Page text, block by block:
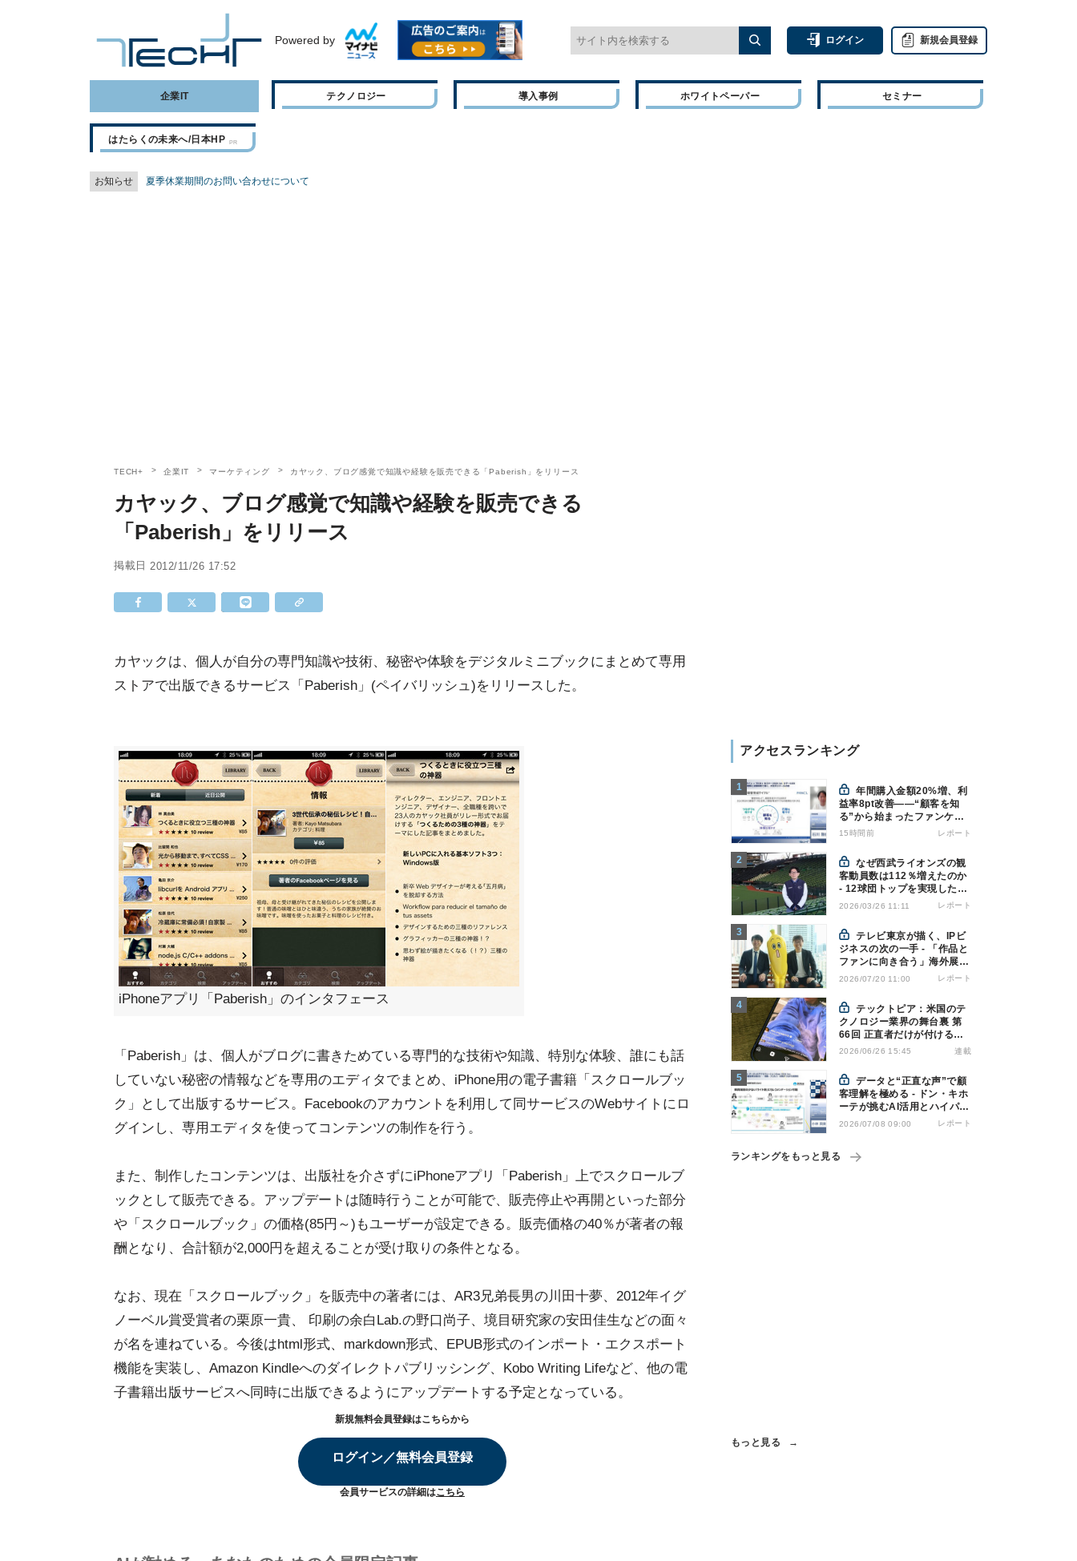
Powered by ログイン 新規会員登録
企業IT テクノロジー 導入事例 ホワイトペーパー セミナー
はたらくの未来へ/日本HP
お知らせ 夏季休業期間のお問い合わせについて
TECH+ 企業IT マーケティング カヤック、ブログ感覚で知識や経験を販売できる「Paberish」をリリース
カヤック、ブログ感覚で知識や経験を販売できる
「Paberish」をリリース
掲載日 2012/11/26 17:52
カヤックは、個人が自分の専門知識や技術、秘密や体験をデジタルミニブックにまとめて専用
ストアで出版できるサービス「Paberish」(ペイバリッシュ)をリリースした。
iPhoneアプリ「Paberish」のインタフェース
「Paberish」は、個人がブログに書きためている専門的な技術や知識、特別な体験、誰にも話
していない秘密の情報などを専用のエディタでまとめ、iPhone用の電子書籍「スクロールブッ
ク」として出版するサービス。Facebookのアカウントを利用して同サービスのWebサイトにロ
グインし、専用エディタを使ってコンテンツの制作を行う。
また、制作したコンテンツは、出版社を介さずにiPhoneアプリ「Paberish」上でスクロールブ
ックとして販売できる。アップデートは随時行うことが可能で、販売停止や再開といった部分
や「スクロールブック」の価格(85円～)もユーザーが設定できる。販売価格の40％が著者の報
酬となり、合計額が2,000円を超えることが受け取りの条件となる。
なお、現在「スクロールブック」を販売中の著者には、AR3兄弟長男の川田十夢、2012年イグ
ノーベル賞受賞者の栗原一貴、 印刷の余白Lab.の野口尚子、境目研究家の安田佳生などの面々
が名を連ねている。今後はhtml形式、markdown形式、EPUB形式のインポート・エクスポート
機能を実装し、Amazon Kindleへのダイレクトパブリッシング、Kobo Writing Lifeなど、他の電
子書籍出版サービスへ同時に出版できるようにアップデートする予定となっている。
新規無料会員登録はこちらから
ログイン／無料会員登録
会員サービスの詳細はこちら
アクセスランキング
年間購入金額20%増、利
益率8pt改善——“顧客を知
る”から始まったファンケル
の通販変革と、次に見据える
15時間前 レポート
なぜ西武ライオンズの観
客動員数は112％増えたのか
- 12球団トップを実現した戦
略の全貌
2026/03/26 11:11 レポート
テレビ東京が描く、IPビ
ジネスの次の一手 - 「作品と
ファンに向き合う」海外展開
とは
2026/07/20 11:00 レポート
テックトピア：米国のテ
クノロジー業界の舞台裏 第
66回 正直者だけが付けるAI
ラベル - Instagramの透明性
2026/06/26 15:45 連載
データと“正直な声”で顧
客理解を極める - ドン・キホ
ーテが挑むAI活用とハイパー
パーソナライゼーション
2026/07/08 09:00 レポート
ランキングをもっと見る
もっと見る